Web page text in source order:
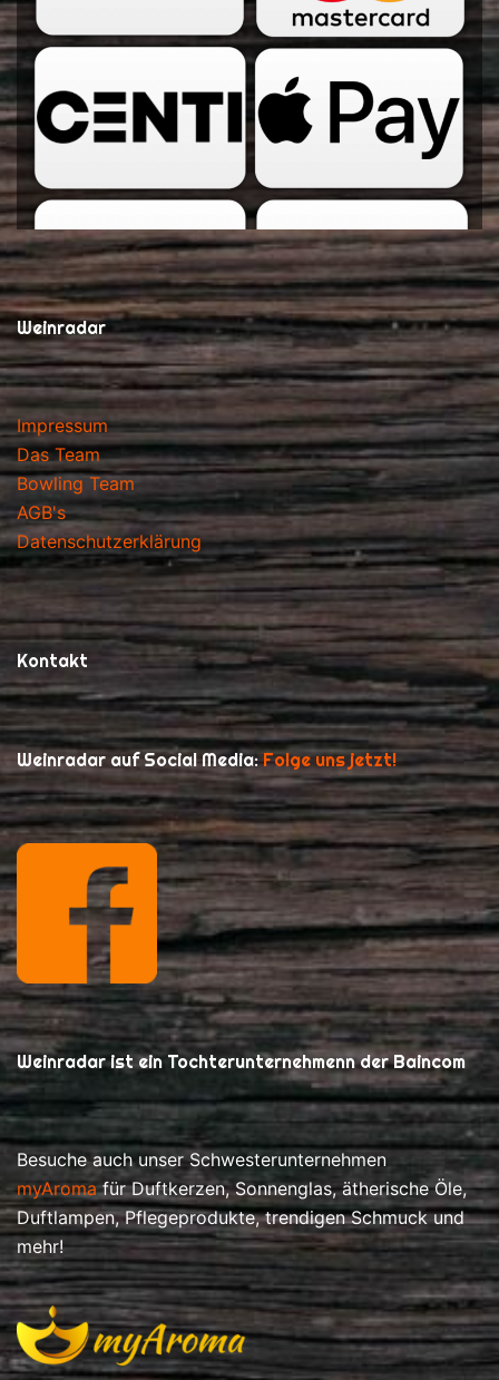
Weinradar
Impressum
Das Team
Bowling Team
AGB's
Datenschutzerklärung
Kontakt
Weinradar auf Social Media:Folge uns jetzt!
Weinradar ist ein Tochterunternehmenn der Baincom
Besuche auch unser Schwesterunternehmen
myAromafür Duftkerzen, Sonnenglas, ätherische Öle,
Duftlampen, Pflegeprodukte, trendigen Schmuck und
mehr!